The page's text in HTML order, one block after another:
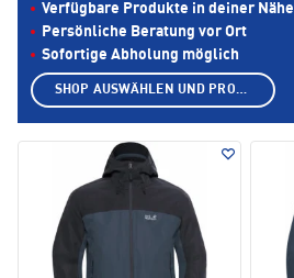
Verfügbare Produkte in deiner Nähe
Persönliche Beratung vor Ort
Sofortige Abholung möglich
SHOP AUSWÄHLEN UND PRODUKTE ANZEIGEN